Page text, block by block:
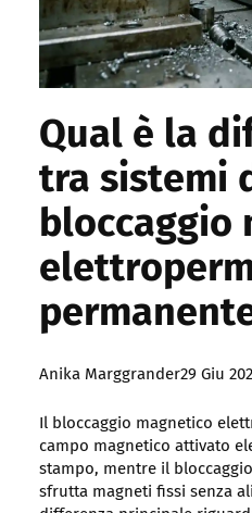
Qual è la
tra sistemi
bloccaggio
Posted
Anika Marggrander29 Giu
Il bloccaggio magnetico
campo magnetico attivato
stampo, mentre il
sfrutta magneti fissi senza